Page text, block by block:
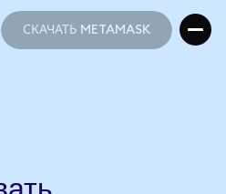
СКАЧАТЬ METAMASK